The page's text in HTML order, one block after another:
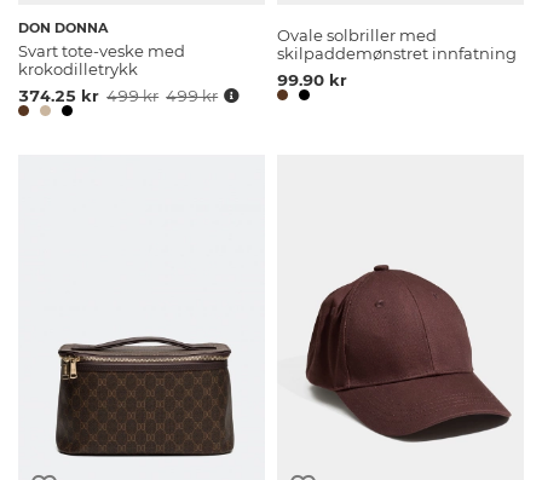
DON DONNA
Svart tote-veske med
krokodilletrykk
374.25 kr 499 kr 499 kr
Ovale solbriller med
skilpaddemønstret innfatning
99.90 kr